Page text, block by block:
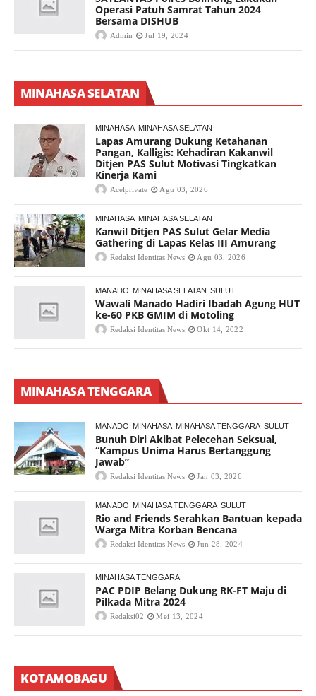
Operasi Patuh Samrat Tahun 2024
Bersama DISHUB
Admin Jul 19, 2024
MINAHASA SELATAN
MINAHASA MINAHASA SELATAN
Lapas Amurang Dukung Ketahanan
Pangan, Kalligis: Kehadiran Kakanwil
Ditjen PAS Sulut Motivasi Tingkatkan
Kinerja Kami
Acelprivate Agu 03, 2026
MINAHASA MINAHASA SELATAN
Kanwil Ditjen PAS Sulut Gelar Media
Gathering di Lapas Kelas III Amurang
Redaksi Identitas News Agu 03, 2026
MANADO MINAHASA SELATAN SULUT
Wawali Manado Hadiri Ibadah Agung HUT
ke-60 PKB GMIM di Motoling
Redaksi Identitas News Okt 14, 2022
MINAHASA TENGGARA
MANADO MINAHASA MINAHASA TENGGARA SULUT
Bunuh Diri Akibat Pelecehan Seksual,
“Kampus Unima Harus Bertanggung
Jawab”
Redaksi Identitas News Jan 03, 2026
MANADO MINAHASA TENGGARA SULUT
Rio and Friends Serahkan Bantuan kepada
Warga Mitra Korban Bencana
Redaksi Identitas News Jun 28, 2024
MINAHASA TENGGARA
PAC PDIP Belang Dukung RK-FT Maju di
Pilkada Mitra 2024
Redaksi02 Mei 13, 2024
KOTAMOBAGU